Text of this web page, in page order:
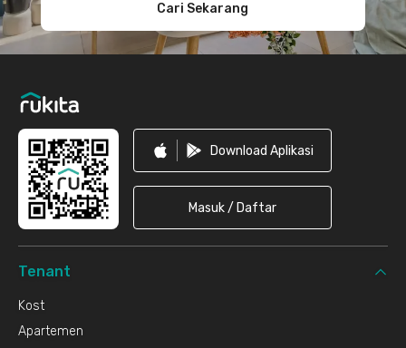
Cari Sekarang
Download Aplikasi
Masuk / Daftar
Tenant
Kost
Apartemen